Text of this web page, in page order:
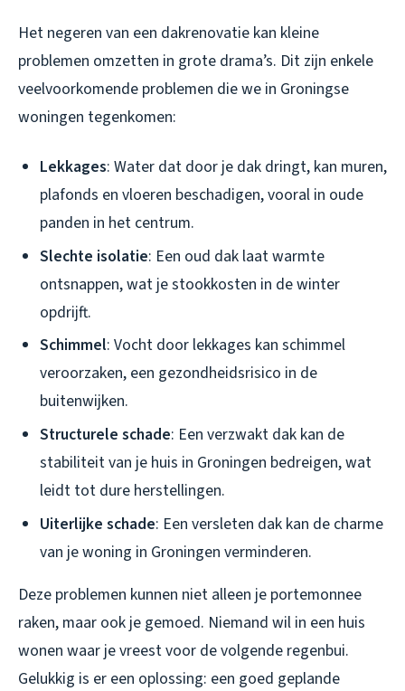
Het negeren van een dakrenovatie kan kleine
problemen omzetten in grote drama’s. Dit zijn enkele
veelvoorkomende problemen die we in Groningse
woningen tegenkomen:
Lekkages: Water dat door je dak dringt, kan muren,
plafonds en vloeren beschadigen, vooral in oude
panden in het centrum.
Slechte isolatie: Een oud dak laat warmte
ontsnappen, wat je stookkosten in de winter
opdrijft.
Schimmel: Vocht door lekkages kan schimmel
veroorzaken, een gezondheidsrisico in de
buitenwijken.
Structurele schade: Een verzwakt dak kan de
stabiliteit van je huis in Groningen bedreigen, wat
leidt tot dure herstellingen.
Uiterlijke schade: Een versleten dak kan de charme
van je woning in Groningen verminderen.
Deze problemen kunnen niet alleen je portemonnee
raken, maar ook je gemoed. Niemand wil in een huis
wonen waar je vreest voor de volgende regenbui.
Gelukkig is er een oplossing: een goed geplande